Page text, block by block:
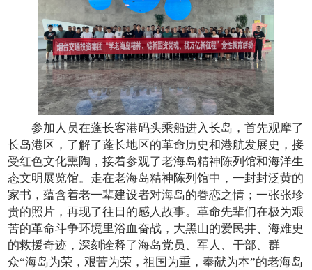
参加人员在蓬长客港码头乘船进入长岛，首先观摩了
长岛港区，了解了蓬长地区的革命历史和港航发展史，接
受红色文化熏陶，接着参观了老海岛精神陈列馆和海洋生
态文明展览馆。走在老海岛精神陈列馆中，一封封泛黄的
家书，蕴含着老一辈建设者对海岛的眷恋之情；一张张珍
贵的照片，再现了往日的感人故事。革命先辈们在极为艰
苦的革命斗争环境里浴血奋战，大黑山的爱民井、海难史
的救援奇迹，深刻诠释了海岛党员、军人、干部、群
众“海岛为荣，艰苦为荣，祖国为重，奉献为本”的老海岛